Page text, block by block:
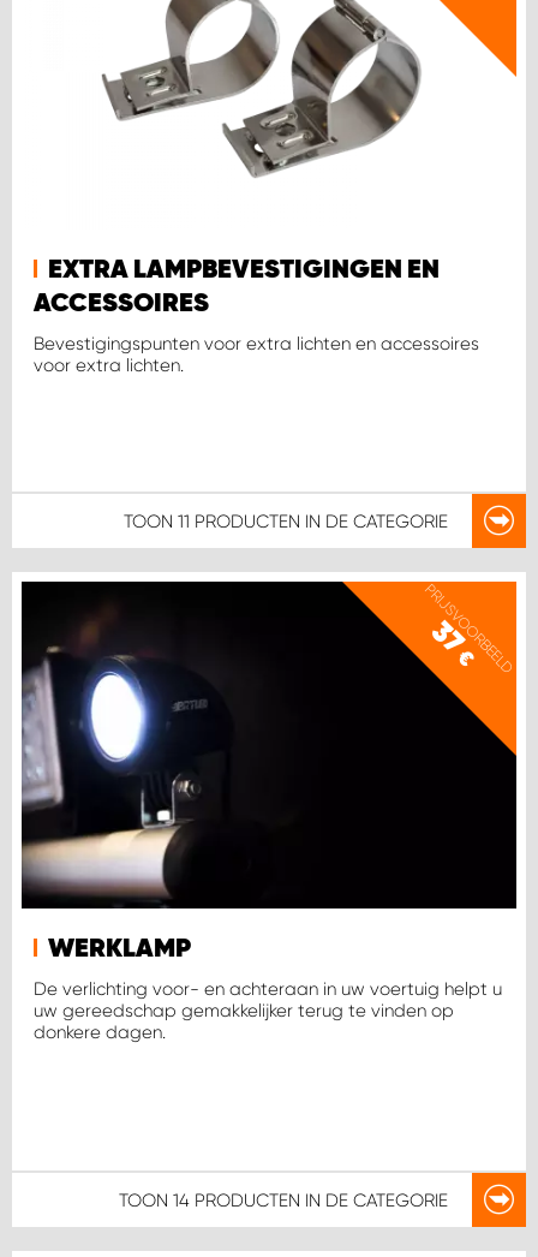
EXTRA LAMPBEVESTIGINGEN EN
ACCESSOIRES
Bevestigingspunten voor extra lichten en accessoires
voor extra lichten.
TOON 11 PRODUCTEN IN DE CATEGORIE
PRIJSVOORBEELD
37
€
WERKLAMP
De verlichting voor- en achteraan in uw voertuig helpt u
uw gereedschap gemakkelijker terug te vinden op
donkere dagen.
TOON 14 PRODUCTEN IN DE CATEGORIE